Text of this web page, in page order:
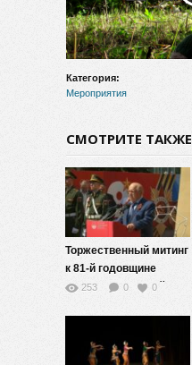
Категория:
Мероприятия
СМОТРИТЕ ТАКЖЕ
Торжественный митинг
к 81-й годовщине
Победы в Великой
253 0 0